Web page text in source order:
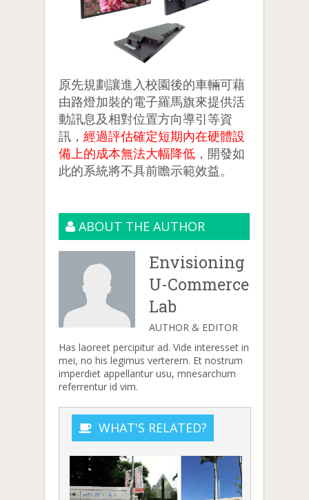
原先規劃讓進入校園後的車輛可藉
由路燈加裝的電子羅馬旗來提供活
動訊息及相對位置方向導引等資
訊， 經過評估確定短期內在硬體設
備上的成本無法大幅降低 ，開發如
此的系統將不具前瞻示範效益。
ABOUT THE AUTHOR
Envisioning
U-Commerce
Lab
AUTHOR & EDITOR
Has laoreet percipitur ad. Vide interesset in
mei, no his legimus verterem. Et nostrum
imperdiet appellantur usu, mnesarchum
referrentur id vim.
WHAT'S RELATED?